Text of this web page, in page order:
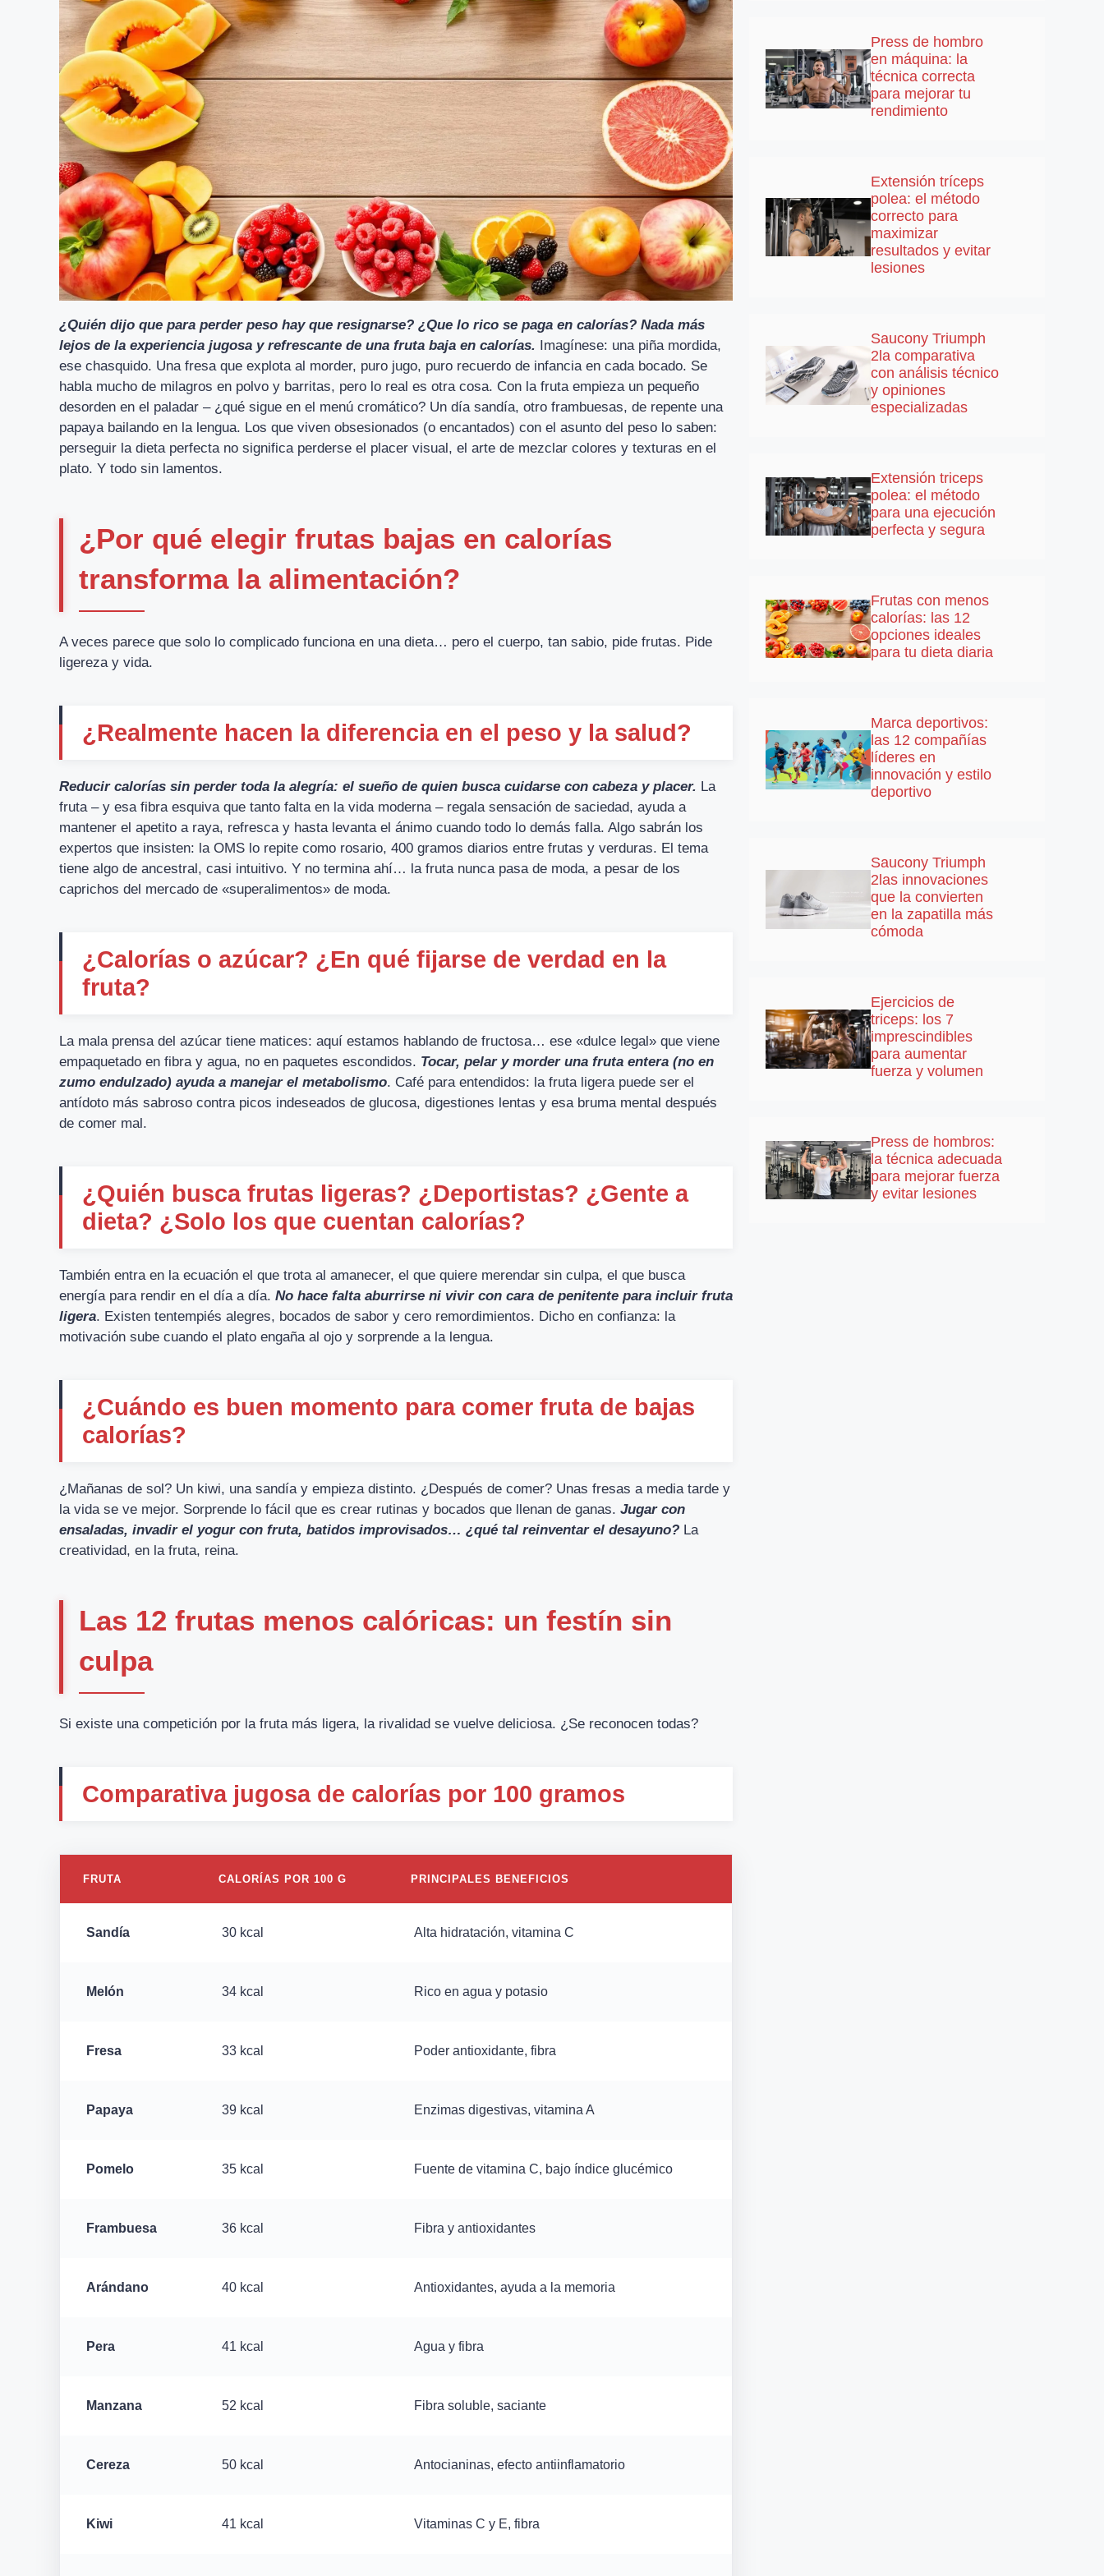
¿Quién dijo que para perder peso hay que resignarse? ¿Que lo rico se paga en calorías? Nada más
lejos de la experiencia jugosa y refrescante de una fruta baja en calorías. Imagínese: una piña mordida,
ese chasquido. Una fresa que explota al morder, puro jugo, puro recuerdo de infancia en cada bocado. Se
habla mucho de milagros en polvo y barritas, pero lo real es otra cosa. Con la fruta empieza un pequeño
desorden en el paladar – ¿qué sigue en el menú cromático? Un día sandía, otro frambuesas, de repente una
papaya bailando en la lengua. Los que viven obsesionados (o encantados) con el asunto del peso lo saben:
perseguir la dieta perfecta no significa perderse el placer visual, el arte de mezclar colores y texturas en el
plato. Y todo sin lamentos.
¿Por qué elegir frutas bajas en calorías
transforma la alimentación?
A veces parece que solo lo complicado funciona en una dieta… pero el cuerpo, tan sabio, pide frutas. Pide
ligereza y vida.
¿Realmente hacen la diferencia en el peso y la salud?
Reducir calorías sin perder toda la alegría: el sueño de quien busca cuidarse con cabeza y placer. La
fruta – y esa fibra esquiva que tanto falta en la vida moderna – regala sensación de saciedad, ayuda a
mantener el apetito a raya, refresca y hasta levanta el ánimo cuando todo lo demás falla. Algo sabrán los
expertos que insisten: la OMS lo repite como rosario, 400 gramos diarios entre frutas y verduras. El tema
tiene algo de ancestral, casi intuitivo. Y no termina ahí… la fruta nunca pasa de moda, a pesar de los
caprichos del mercado de «superalimentos» de moda.
¿Calorías o azúcar? ¿En qué fijarse de verdad en la
fruta?
La mala prensa del azúcar tiene matices: aquí estamos hablando de fructosa… ese «dulce legal» que viene
empaquetado en fibra y agua, no en paquetes escondidos. Tocar, pelar y morder una fruta entera (no en
zumo endulzado) ayuda a manejar el metabolismo. Café para entendidos: la fruta ligera puede ser el
antídoto más sabroso contra picos indeseados de glucosa, digestiones lentas y esa bruma mental después
de comer mal.
¿Quién busca frutas ligeras? ¿Deportistas? ¿Gente a
dieta? ¿Solo los que cuentan calorías?
También entra en la ecuación el que trota al amanecer, el que quiere merendar sin culpa, el que busca
energía para rendir en el día a día. No hace falta aburrirse ni vivir con cara de penitente para incluir fruta
ligera. Existen tentempiés alegres, bocados de sabor y cero remordimientos. Dicho en confianza: la
motivación sube cuando el plato engaña al ojo y sorprende a la lengua.
¿Cuándo es buen momento para comer fruta de bajas
calorías?
¿Mañanas de sol? Un kiwi, una sandía y empieza distinto. ¿Después de comer? Unas fresas a media tarde y
la vida se ve mejor. Sorprende lo fácil que es crear rutinas y bocados que llenan de ganas. Jugar con
ensaladas, invadir el yogur con fruta, batidos improvisados… ¿qué tal reinventar el desayuno? La
creatividad, en la fruta, reina.
Las 12 frutas menos calóricas: un festín sin
culpa
Si existe una competición por la fruta más ligera, la rivalidad se vuelve deliciosa. ¿Se reconocen todas?
Comparativa jugosa de calorías por 100 gramos
FRUTA CALORÍAS POR 100 G PRINCIPALES BENEFICIOS
Sandía 30 kcal Alta hidratación, vitamina C
Melón 34 kcal Rico en agua y potasio
Fresa 33 kcal Poder antioxidante, fibra
Papaya 39 kcal Enzimas digestivas, vitamina A
Pomelo 35 kcal Fuente de vitamina C, bajo índice glucémico
Frambuesa 36 kcal Fibra y antioxidantes
Arándano 40 kcal Antioxidantes, ayuda a la memoria
Pera 41 kcal Agua y fibra
Manzana 52 kcal Fibra soluble, saciante
Cereza 50 kcal Antocianinas, efecto antiinflamatorio
Kiwi 41 kcal Vitaminas C y E, fibra
Press de hombro
en máquina: la
técnica correcta
para mejorar tu
rendimiento
Extensión tríceps
polea: el método
correcto para
maximizar
resultados y evitar
lesiones
Saucony Triumph
2la comparativa
con análisis técnico
y opiniones
especializadas
Extensión triceps
polea: el método
para una ejecución
perfecta y segura
Frutas con menos
calorías: las 12
opciones ideales
para tu dieta diaria
Marca deportivos:
las 12 compañías
líderes en
innovación y estilo
deportivo
Saucony Triumph
2las innovaciones
que la convierten
en la zapatilla más
cómoda
Ejercicios de
triceps: los 7
imprescindibles
para aumentar
fuerza y volumen
Press de hombros:
la técnica adecuada
para mejorar fuerza
y evitar lesiones